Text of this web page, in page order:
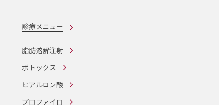
診療メニュー
脂肪溶解注射
ボトックス
ヒアルロン酸
プロファイロ